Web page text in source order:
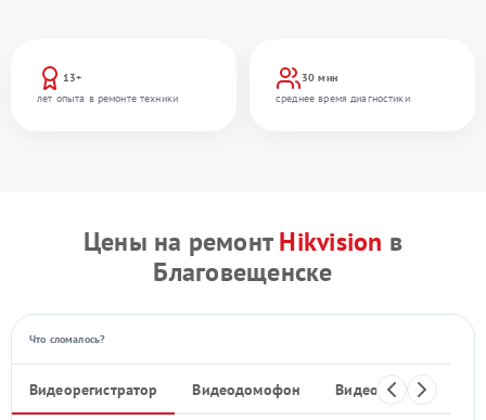
13+
лет опыта в ремонте техники
30 мин
среднее время диагностики
Цены на ремонтHikvision в
Благовещенске
Что сломалось?
Видеорегистратор Видеодомофон Видеостены